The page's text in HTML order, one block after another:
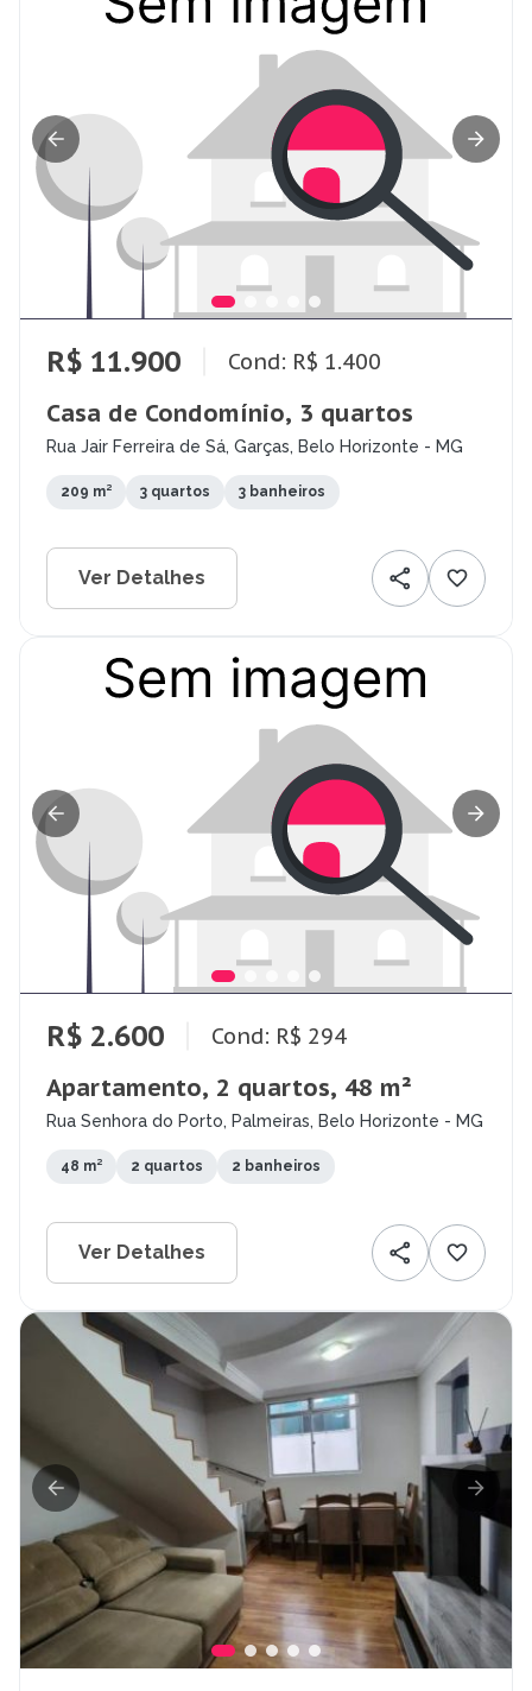
R$ 11.900 Cond: R$ 1.400
Casa de Condomínio, 3 quartos
Rua Jair Ferreira de Sá, Garças, Belo Horizonte - MG
209 m² 3 quartos 3 banheiros
Ver Detalhes
R$ 2.600 Cond: R$ 294
Apartamento, 2 quartos, 48 m²
Rua Senhora do Porto, Palmeiras, Belo Horizonte - MG
48 m² 2 quartos 2 banheiros
Ver Detalhes